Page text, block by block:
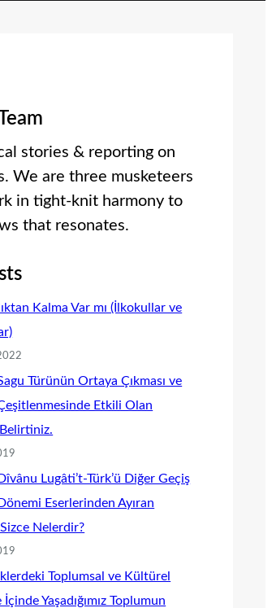
stories & reporting on
We are three musketeers
in tight-knit harmony to
that resonates.
Kalma Var mı (İlkokullar ve
Türünün Ortaya Çıkması ve
Etkili Olan
Dîvânu Lugâti’t-Türk’ü Diğer Geçiş
Dönemi Eserlerinden Ayıran
Nelerdir?
Toplumsal ve Kültürel
Yaşadığımız Toplumun